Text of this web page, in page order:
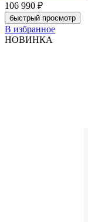
106 990 ₽
быстрый просмотр
В избранное
НОВИНКА